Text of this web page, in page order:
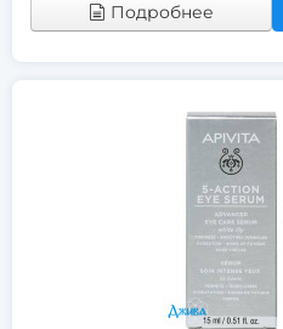
Подробнее